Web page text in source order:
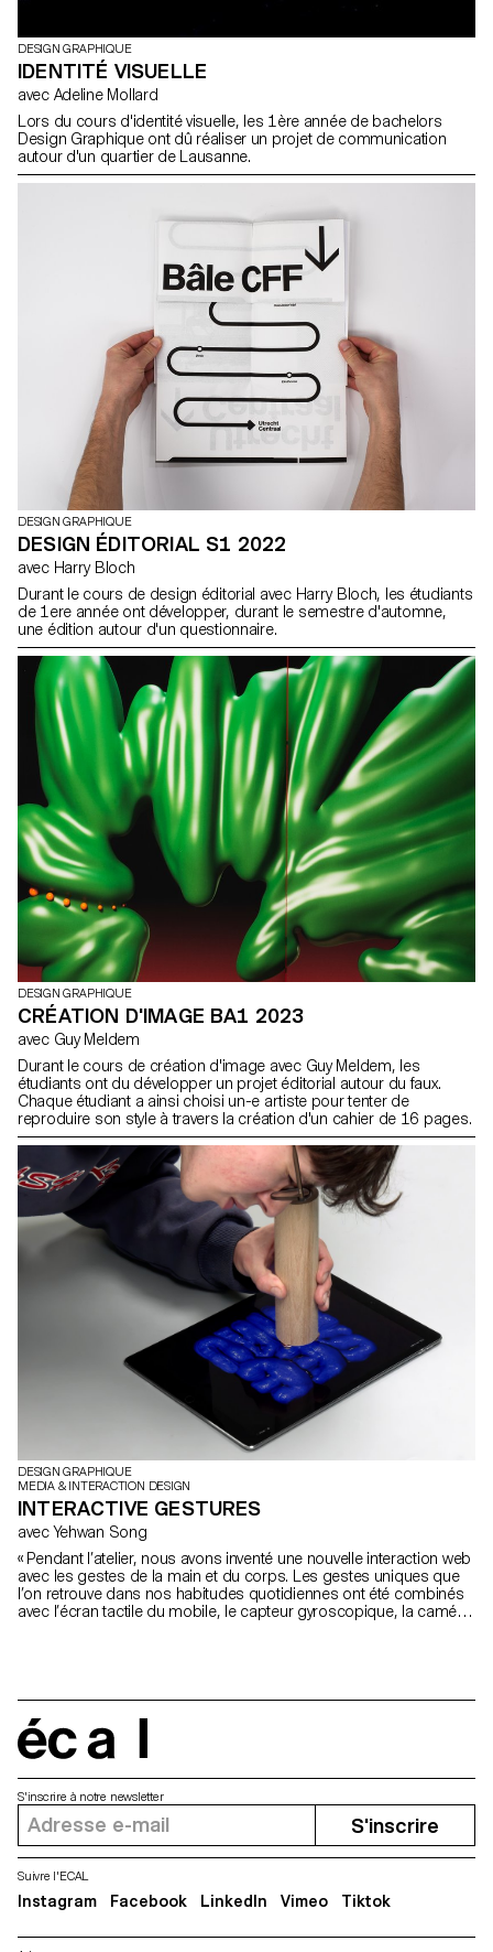
DESIGN GRAPHIQUE
IDENTITÉ VISUELLE
avec Adeline Mollard
Lors du cours d'identité visuelle, les 1ère année de bachelors
Design Graphique ont dû réaliser un projet de communication
autour d'un quartier de Lausanne.
DESIGN GRAPHIQUE
DESIGN ÉDITORIAL S1 2022
avec Harry Bloch
Durant le cours de design éditorial avec Harry Bloch, les étudiants
de 1ere année ont développer, durant le semestre d'automne,
une édition autour d'un questionnaire.
DESIGN GRAPHIQUE
CRÉATION D'IMAGE BA1 2023
avec Guy Meldem
Durant le cours de création d'image avec Guy Meldem, les
étudiants ont du développer un projet éditorial autour du faux.
Chaque étudiant a ainsi choisi un-e artiste pour tenter de
reproduire son style à travers la création d'un cahier de 16 pages.
DESIGN GRAPHIQUE
MEDIA & INTERACTION DESIGN
INTERACTIVE GESTURES
avec Yehwan Song
« Pendant l’atelier, nous avons inventé une nouvelle interaction web
avec les gestes de la main et du corps. Les gestes uniques que
l’on retrouve dans nos habitudes quotidiennes ont été combinés
avec l’écran tactile du mobile, le capteur gyroscopique, la caméra
atelier a été la première étape de l’invention et de l’exploration
d’une interaction diversifiée avec l’utilisateur et d’une narration
sophistiquée sur le web. » Yehwan Song
S'inscrire à notre newsletter
S'inscrire
Suivre l'ECAL
Instagram Facebook LinkedIn Vimeo Tiktok